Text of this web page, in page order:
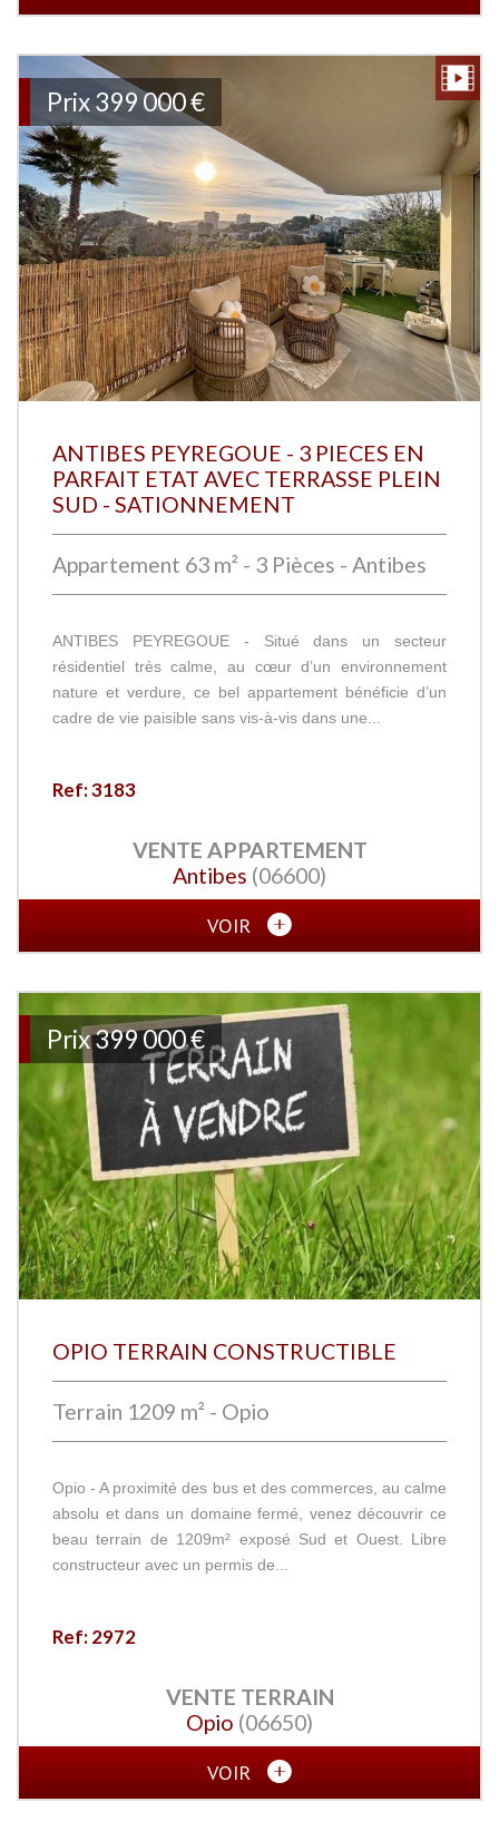
Prix399 000€
ANTIBES PEYREGOUE - 3 PIECES EN
PARFAIT ETAT AVEC TERRASSE PLEIN
SUD - SATIONNEMENT
Appartement 63 m² - 3 Pièces - Antibes
ANTIBES PEYREGOUE - Situé dans un secteur
résidentiel très calme, au cœur d’un environnement
nature et verdure, ce bel appartement bénéficie d’un
cadre de vie paisible sans vis-à-vis dans une...
Ref: 3183
VENTE APPARTEMENT
Antibes (06600)
VOIR
Prix399 000€
OPIO TERRAIN CONSTRUCTIBLE
Terrain 1209 m² - Opio
Opio - A proximité des bus et des commerces, au calme
absolu et dans un domaine fermé, venez découvrir ce
beau terrain de 1209m² exposé Sud et Ouest. Libre
constructeur avec un permis de...
Ref: 2972
VENTE TERRAIN
Opio (06650)
VOIR